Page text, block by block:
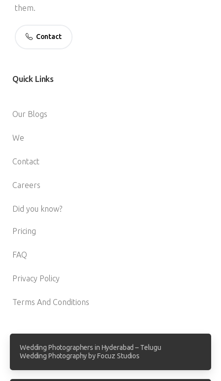
them.
Contact
Quick Links
Our Blogs
We
Contact
Careers
Did you know?
Pricing
FAQ
Privacy Policy
Terms And Conditions
Wedding Photographers in Hyderabad – Telugu
Wedding Photography by Focuz Studios